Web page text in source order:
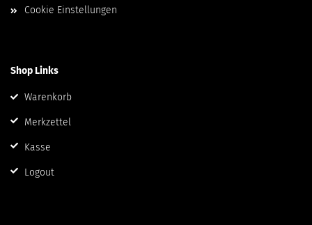
Cookie Einstellungen
Shop Links
Warenkorb
Merkzettel
Kasse
Logout